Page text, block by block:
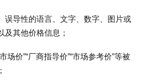
误导性的语言、文字、数字、图片或
及其他价格信息；
场价”“厂商指导价”“市场参考价”等被